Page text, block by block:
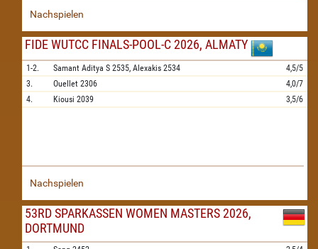
Nachspielen
FIDE WUTCC FINALS-POOL-C 2026, ALMATY
1-2. Samant Aditya S 2535, Alexakis 2534
4,5/5
3.
Ouellet 2306
4,0/7
4.
Kiousi 2039 3,5/6
Nachspielen
53RD SPARKASSEN WOMEN MASTERS 2026,
DORTMUND